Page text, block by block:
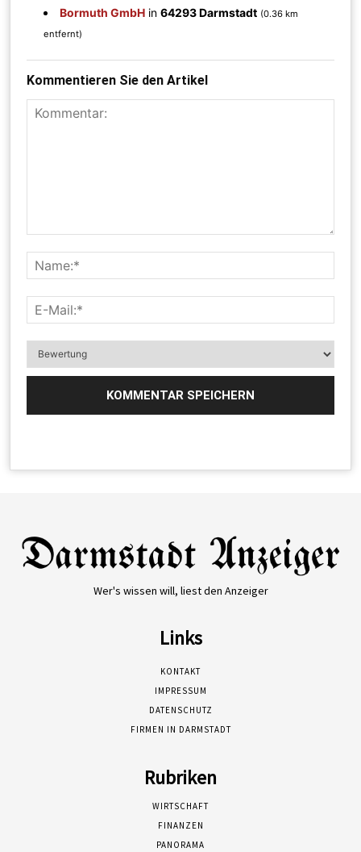
Bormuth GmbH in64293 Darmstadt (0.36 km
entfernt)
Kommentieren Sie den Artikel
Wer's wissen will, liest den Anzeiger
Links
KONTAKT
IMPRESSUM
DATENSCHUTZ
FIRMEN IN DARMSTADT
Rubriken
WIRTSCHAFT
FINANZEN
PANORAMA